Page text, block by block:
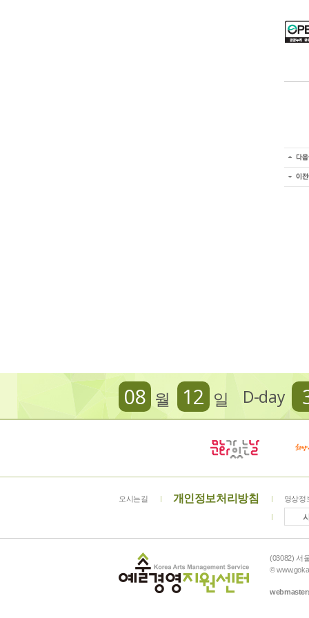
D-day
08 월 12 일
오시는길 개인정보처리방침 영상정
(03082) 서
©